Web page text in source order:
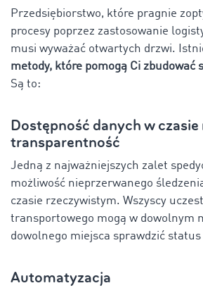
Przedsiębiorstwo, które pragnie
procesy poprzez zastosowanie
musi wyważać otwartych drzwi.
metody, które pomogą Ci zbudować
Są to:
Dostępność danych w
transparentność
Jedną z najważniejszych zalet
możliwość nieprzerwanego
czasie rzeczywistym. Wszyscy
transportowego mogą w dowolnym
dowolnego miejsca sprawdzić status
Automatyzacja